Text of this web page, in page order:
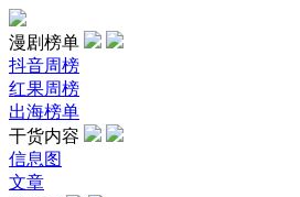
漫剧榜单
抖音周榜
红果周榜
出海榜单
干货内容
信息图
文章